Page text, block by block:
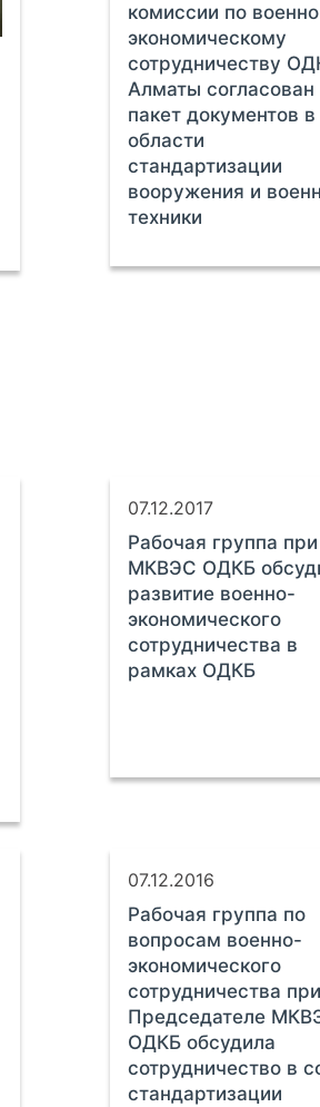
комиссии по
экономическому
сотрудничеству
Алматы согласован
пакет документов в
области
стандартизации
вооружения и
техники
07.12.2017
Рабочая группа при
МКВЭС ОДКБ
развитие военно-
экономического
сотрудничества в
рамках ОДКБ
07.12.2016
Рабочая группа по
вопросам военно-
экономического
сотрудничества
Председателе
ОДКБ обсудила
сотрудничество в
стандартизации